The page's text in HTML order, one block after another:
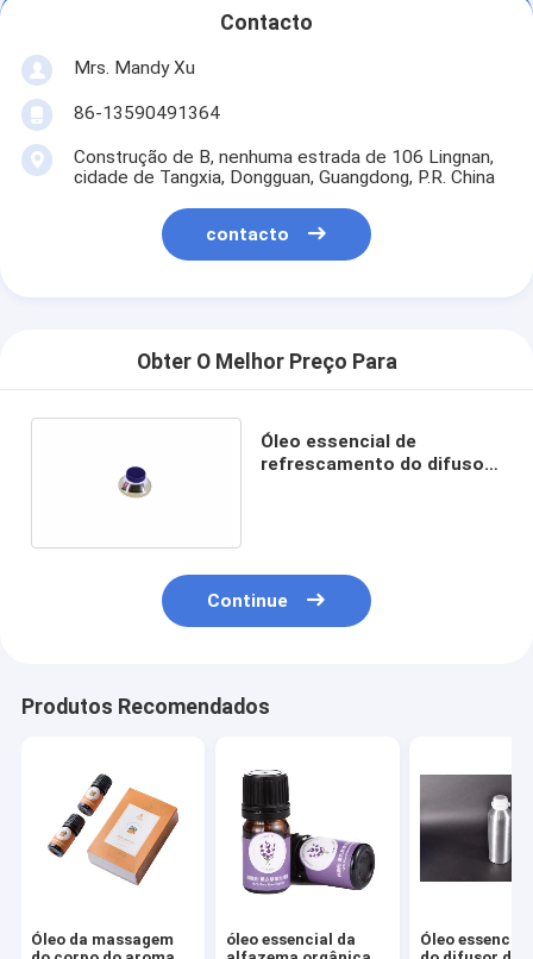
Contacto
Mrs. Mandy Xu
86-13590491364
Construção de B, nenhuma estrada de 106 Lingnan,
cidade de Tangxia, Dongguan, Guangdong, P.R. China
contacto
Obter O Melhor Preço Para
Óleo essencial de
refrescamento do difusor
Continue
Produtos Recomendados
Óleo da massagem
óleo essencial da
Óleo